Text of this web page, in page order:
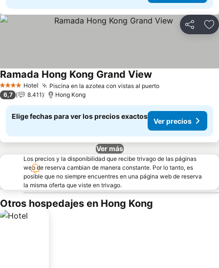
Compartir
4 EstrellasHotel Piscina en la azotea con vistas al puerto
Ramada Hong Kong Grand View
6,7 8.411 Hong Kong
Elige fechas para ver los precios exactos
Ver precios
Ver más
Los precios y la disponibilidad que recibe trivago de las páginas
web de reserva cambian de manera constante. Por lo tanto, es
posible que no siempre encuentres en una página web de reserva
la misma oferta que viste en trivago.
Otros hospedajes en Hong Kong